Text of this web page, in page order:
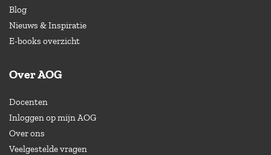
Blog
Nieuws & Inspiratie
E-books overzicht
Over AOG
Docenten
Inloggen op mijn AOG
Over ons
Veelgestelde vragen